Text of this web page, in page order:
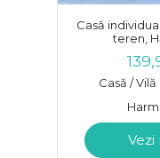
Casă
teren,
Casă /